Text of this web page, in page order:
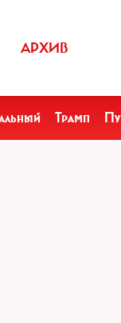
АРХИВ
Трамп